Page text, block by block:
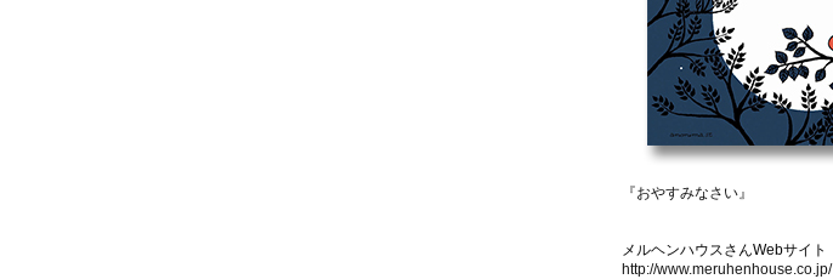
『おやすみなさい』
メルヘンハウスさんWebサイト
http://www.meruhenhouse.co.jp/